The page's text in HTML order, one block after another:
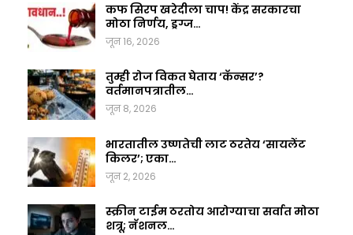
कफ सिरप खरेदीला चाप! केंद्र सरकारचा
मोठा निर्णय, ड्रग्ज…
जून 16, 2026
तुम्ही रोज विकत घेताय ‘कॅन्सर’?
वर्तमानपत्रातील…
जून 8, 2026
भारतातील उष्णतेची लाट ठरतेय ‘सायलेंट
किलर’; एका…
जून 2, 2026
स्क्रीन टाईम ठरतोय आरोग्याचा सर्वात मोठा
शत्रू; नॅशनल…